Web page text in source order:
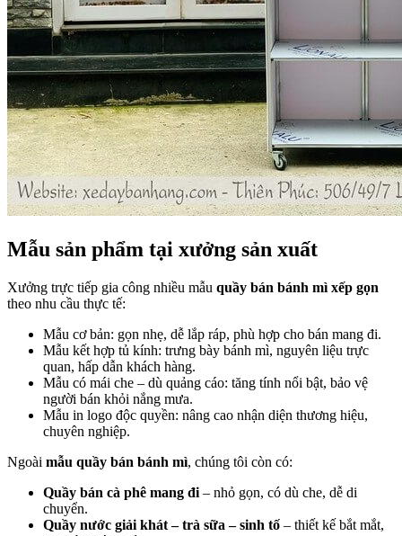
Mẫu sản phẩm tại xưởng sản xuất
Xưởng trực tiếp gia công nhiều mẫu quầy bán bánh mì xếp gọn
theo nhu cầu thực tế:
Mẫu cơ bản: gọn nhẹ, dễ lắp ráp, phù hợp cho bán mang đi.
Mẫu kết hợp tủ kính: trưng bày bánh mì, nguyên liệu trực
quan, hấp dẫn khách hàng.
Mẫu có mái che – dù quảng cáo: tăng tính nổi bật, bảo vệ
người bán khỏi nắng mưa.
Mẫu in logo độc quyền: nâng cao nhận diện thương hiệu,
chuyên nghiệp.
Ngoài mẫu quầy bán bánh mì, chúng tôi còn có:
Quầy bán cà phê mang đi – nhỏ gọn, có dù che, dễ di
chuyển.
Quầy nước giải khát – trà sữa – sinh tố – thiết kế bắt mắt,